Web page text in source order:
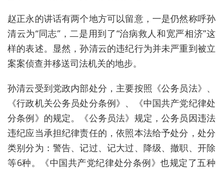
赵正永的讲话有两个地方可以留意，一是仍然称呼孙
清云为“同志”，二是用到了“治病救人和宽严相济”这
样的表述。显然，孙清云的违纪行为并未严重到被立
案案侦查并移送司法机关的地步。
孙清云受到党政内部处分，主要按照《公务员法》、
《行政机关公务员处分条例》、《中国共产党纪律处
分条例》的规定。《公务员法》规定，公务员因违法
违纪应当承担纪律责任的，依照本法给予处分，处分
类别分为：警告、记过、记大过、降级、撤职、开除
等6种。《中国共产党纪律处分条例》也规定了五种